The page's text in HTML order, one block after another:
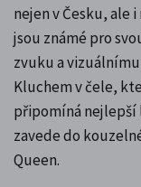
nejen v Česku, ale
jsou známé pro
zvuku a
Kluchem v čele,
připomíná nejlepší
zavede do
Queen.